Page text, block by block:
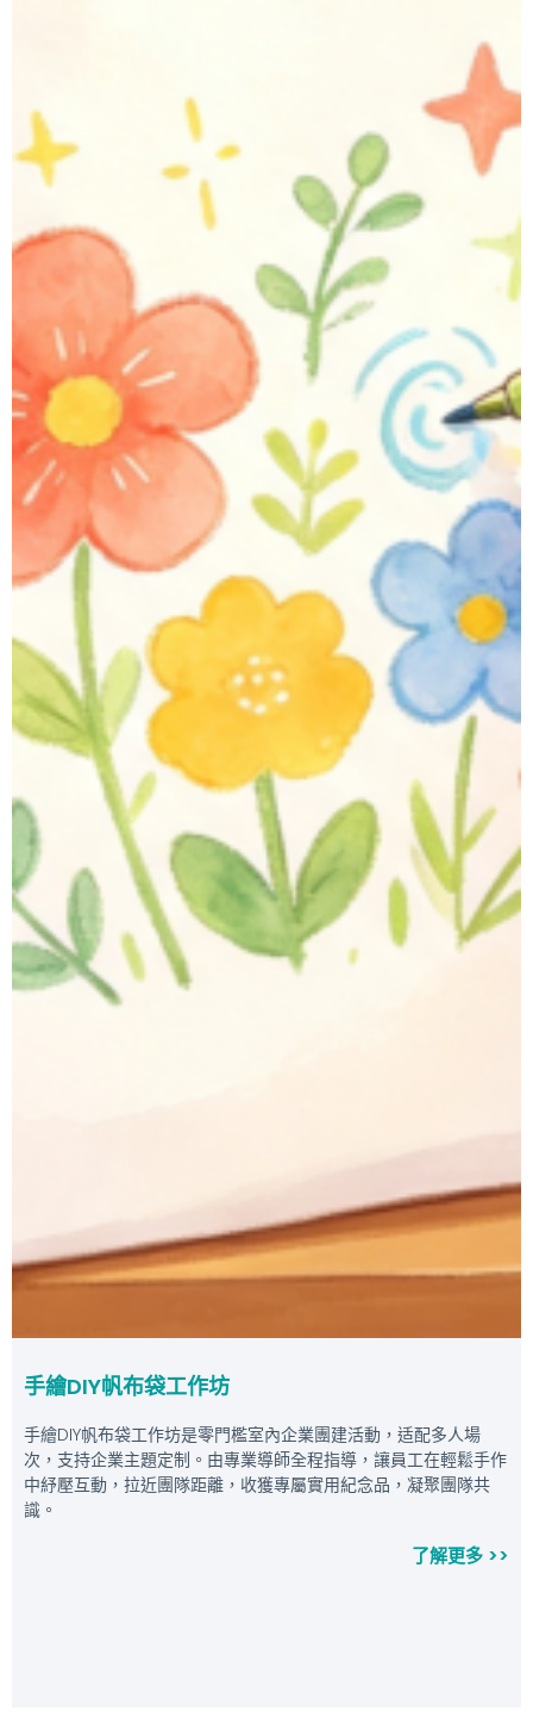
手繪DIY帆布袋工作坊
手繪DIY帆布袋工作坊是零門檻室內企業團建活動，适配多人場
次，支持企業主題定制。由專業導師全程指導，讓員工在輕鬆手作
中紓壓互動，拉近團隊距離，收獲專屬實用紀念品，凝聚團隊共
識。
了解更多 >>